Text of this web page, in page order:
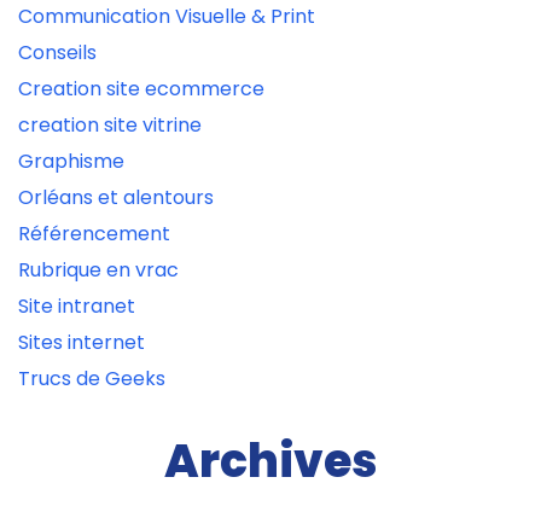
Communication Visuelle & Print
Conseils
Creation site ecommerce
creation site vitrine
Graphisme
Orléans et alentours
Référencement
Rubrique en vrac
Site intranet
Sites internet
Trucs de Geeks
Archives